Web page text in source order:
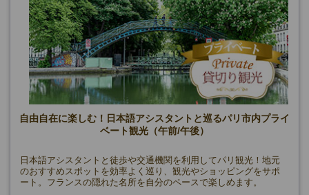
自由自在に楽しむ！日本語アシスタントと巡るパリ市内プライ
ベート観光（午前/午後）
日本語アシスタントと徒歩や交通機関を利用してパリ観光！地元
のおすすめスポットを効率よく巡り、観光やショッピングをサポ
ート。フランスの隠れた名所を自分のペースで楽しめます。